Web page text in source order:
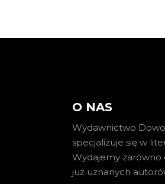
O NAS
Wydawnictwo
specjalizuje się w
Wydajemy zarówno
już uznanych